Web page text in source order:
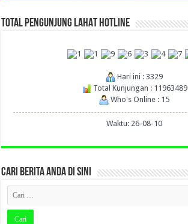
TOTAL PENGUNJUNG LAHAT HOTLINE
Hari ini : 3329
Total Kunjungan : 11963489
Who's Online : 15
Waktu: 26-08-10
CARI BERITA ANDA DI SINI